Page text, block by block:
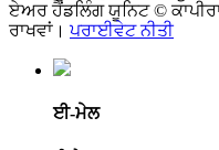
ਏਅਰ ਹੈਂਡਲਿੰਗ ਯੂਨਿਟ ©
ਰਾਖਵਾਂ। ਪਰਾਈਵੇਟ ਨੀਤੀ
ਈ-ਮੇਲ